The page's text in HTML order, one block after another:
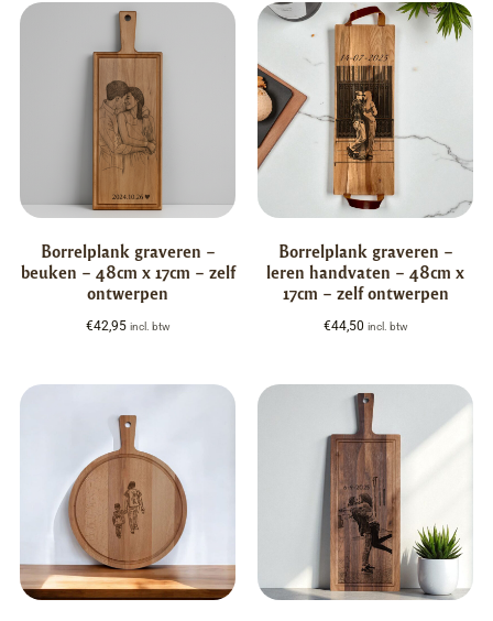
Borrelplank graveren –
beuken – 48cm x 17cm – zelf
ontwerpen
€42,95 incl. btw
Borrelplank graveren –
leren handvaten – 48cm x
17cm – zelf ontwerpen
€44,50 incl. btw